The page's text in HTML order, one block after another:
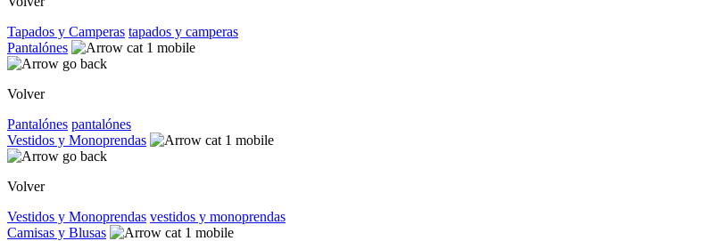
Tapados y Camperas tapados y camperas
Pantalónes
Volver
Pantalónes pantalónes
Vestidos y Monoprendas
Volver
Vestidos y Monoprendas vestidos y monoprendas
Camisas y Blusas